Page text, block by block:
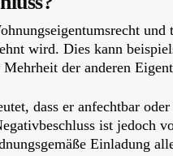
wird. Dies kann
der anderen
dass er anfechtbar
ist jedoch
Einladung